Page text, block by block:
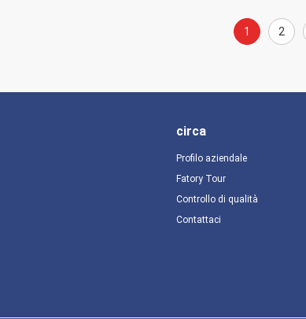
1 2
circa
Profilo aziendale
Fatory Tour
Controllo di qualità
Contattaci